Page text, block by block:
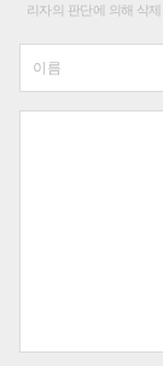
리자의 판단에 의해 삭제